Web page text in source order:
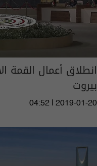
انطلاق أعمال القمة
بيروت
04:52 | 2019-01-20